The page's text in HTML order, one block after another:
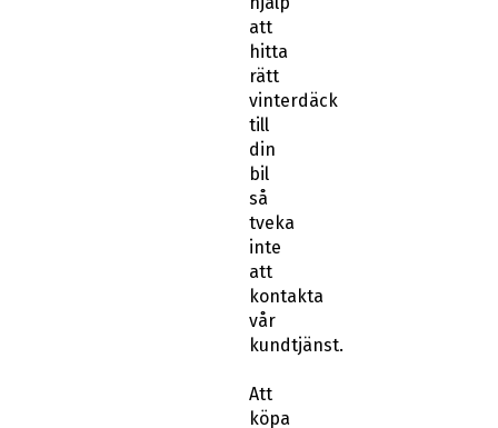
att
hitta
rätt
vinterdäck
till
din
bil
så
tveka
inte
att
kontakta
vår
kundtjänst.
köpa